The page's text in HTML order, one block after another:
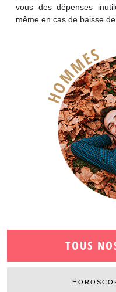
TOUS
vous des dépenses
même en cas de baisse de